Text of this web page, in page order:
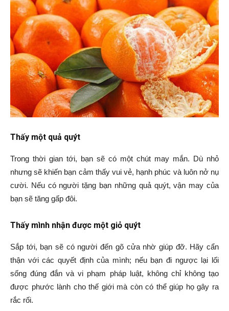
Thấy một quả quýt
Trong thời gian tới, bạn sẽ có một chút may mắn. Dù nhỏ
nhưng sẽ khiến bạn cảm thấy vui vẻ, hạnh phúc và luôn nở nụ
cười. Nếu có người tặng bạn những quả quýt, vận may của
bạn sẽ tăng gấp đôi.
Thấy mình nhận được một giỏ quýt
Sắp tới, bạn sẽ có người đến gõ cửa nhờ giúp đỡ. Hãy cẩn
thận với các quyết định của mình; nếu bạn đi ngược lại lối
sống đúng đắn và vi phạm pháp luật, không chỉ không tạo
được phước lành cho thế giới mà còn có thể giúp họ gây ra
rắc rối.